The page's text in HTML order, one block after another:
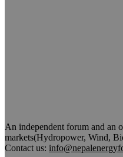
An independent forum and an
markets(Hydropower, Wind,
Contact us: